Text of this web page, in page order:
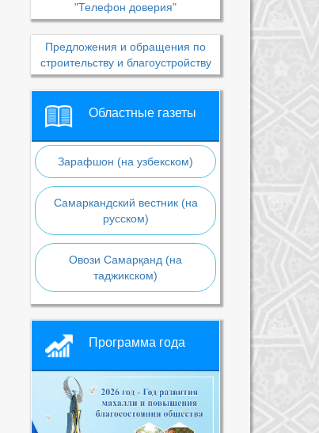
"Телефон доверия"
Предложения и обращения по
строительству и благоустройству
Областные газеты
Зарафшон (на узбекском)
Самаркандский вестник (на
русском)
Овози Самарқанд (на
таджикском)
Программа года